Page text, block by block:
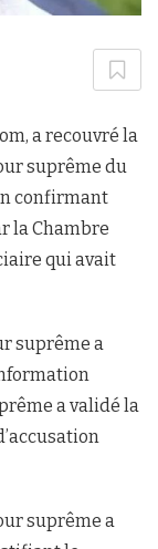
a recouvré la
suprême du
confirmant
la Chambre
qui avait
suprême a
a validé la
suprême a